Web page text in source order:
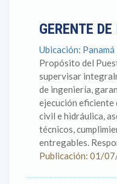
GERENTE
Ubicación:
Propósito del
supervisar
de ingeniería,
ejecución
civil e hidráulica,
técnicos,
entregables.
Publicación: 01/